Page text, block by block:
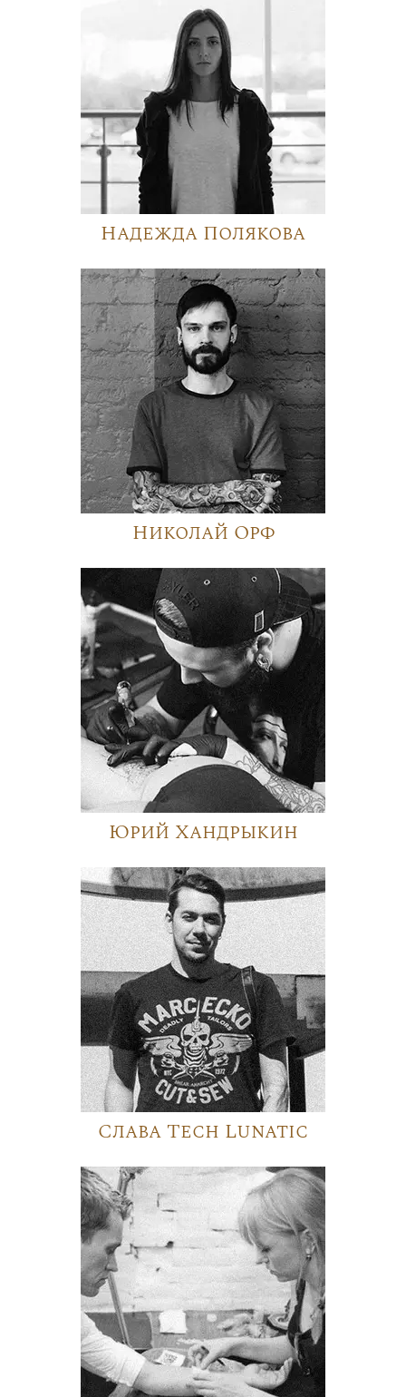
Надежда Полякова
Николай Орф
Юрий Хандрыкин
Слава Tech Lunatic